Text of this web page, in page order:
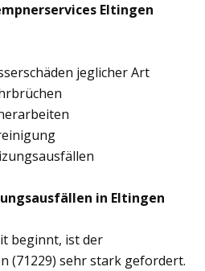
Eltingen
jeglicher Art
in Eltingen
beginnt, ist der
(71229) sehr stark gefordert.